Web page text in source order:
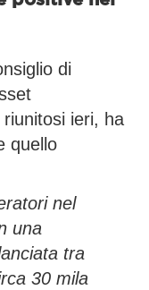
di
ieri, ha
quello
nel
una
tra
30 mila